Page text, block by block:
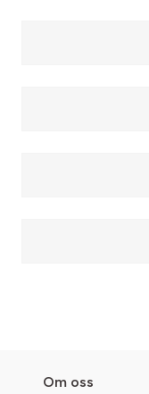
Om oss